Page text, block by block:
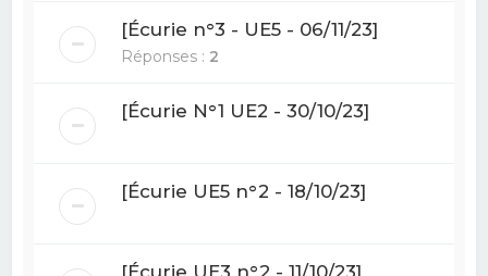
[Écurie n°3 - UE5 - 06/11/23]
Réponses : 2
[Écurie N°1 UE2 - 30/10/23]
[Écurie UE5 n°2 - 18/10/23]
[Écurie UE3 n°2 - 11/10/23]